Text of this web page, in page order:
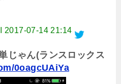
2017-07-14 21:14
じゃん(ランスロックス
0oagcUAiYa